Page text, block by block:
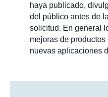
haya publicado,
del público antes de
solicitud. En general
mejoras de
nuevas aplicaciones